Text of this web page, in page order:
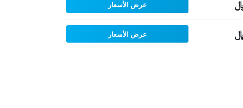
عرض الأسعار
عرض الأسعار